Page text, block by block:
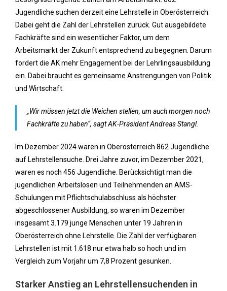
Jugendliche suchen derzeit eine Lehrstelle in Oberösterreich.
Dabei geht die Zahl der Lehrstellen zurück. Gut ausgebildete
Fachkräfte sind ein wesentlicher Faktor, um dem
Arbeitsmarkt der Zukunft entsprechend zu begegnen. Darum
fordert die AK mehr Engagement bei der Lehrlingsausbildung
ein. Dabei braucht es gemeinsame Anstrengungen von Politik
und Wirtschaft.
„Wir müssen jetzt die Weichen stellen, um auch morgen noch
Fachkräfte zu haben“, sagt AK-Präsident Andreas Stangl.
Im Dezember 2024 waren in Oberösterreich 862 Jugendliche
auf Lehrstellensuche. Drei Jahre zuvor, im Dezember 2021,
waren es noch 456 Jugendliche. Berücksichtigt man die
jugendlichen Arbeitslosen und Teilnehmenden an AMS-
Schulungen mit Pflichtschulabschluss als höchster
abgeschlossener Ausbildung, so waren im Dezember
insgesamt 3.179 junge Menschen unter 19 Jahren in
Oberösterreich ohne Lehrstelle. Die Zahl der verfügbaren
Lehrstellen ist mit 1.618 nur etwa halb so hoch und im
Vergleich zum Vorjahr um 7,8 Prozent gesunken.
Starker Anstieg an Lehrstellensuchenden in